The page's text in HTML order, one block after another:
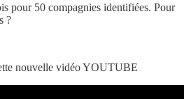
pour 50 compagnies identifiées. Pour
?
nouvelle vidéo YOUTUBE